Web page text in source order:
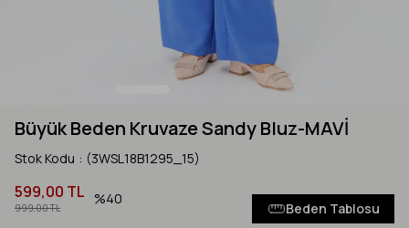
Büyük Beden Kruvaze Sandy Bluz-MAVİ
Stok Kodu (3WSL18B1295_15)
999,00 TL
599,00 TL 40
Beden Tablosu